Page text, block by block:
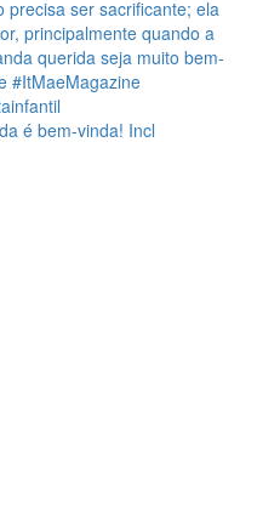
é bem-vinda! Incl